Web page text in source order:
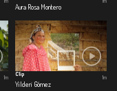
Aura Rosa Montero
1m
Clip
Yilderi Gómez
1m